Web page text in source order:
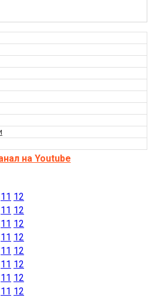
на Youtube
11 12
11 12
11 12
11 12
11 12
11 12
11 12
11 12